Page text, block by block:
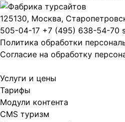
125130, Москва,
505-04-17 +7 (495) 638-54-70
Политика обработки
Согласие на обработку
Услуги и цены
Тарифы
Модули контента
CMS туризм